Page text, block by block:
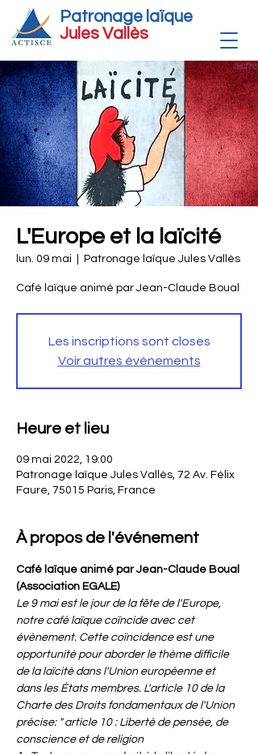
Patronage laïque
Jules Vallès
L'Europe et la laïcité
lun. 09 mai Patronage laïque Jules Vallès
Café laïque animé par Jean-Claude Boual
Les inscriptions sont closes
Voir autres événements
Heure et lieu
09 mai 2022, 19:00
Patronage laïque Jules Vallès, 72 Av. Félix
Faure, 75015 Paris, France
À propos de l'événement
Café laïque animé par Jean-Claude Boual
(Association EGALE)
Le 9 mai est le jour de la fête de l'Europe,
notre café laïque coïncide avec cet
évènement. Cette coïncidence est une
opportunité pour aborder le thème difficile
de la laïcité dans l'Union européenne et
dans les États membres. L'article 10 de la
Charte des Droits fondamentaux de l'Union
précise: " article 10 : Liberté de pensée, de
conscience et de religion